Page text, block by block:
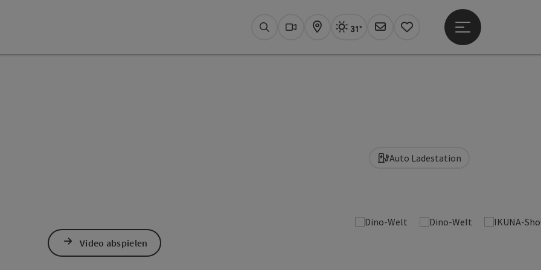
SuchenWebcams
KarteAktuelles Wetter Linz, sonnig
31°
Newsletter
Merkzettel
Hauptmenü öffnen
Video abspielen
Auto Ladestation